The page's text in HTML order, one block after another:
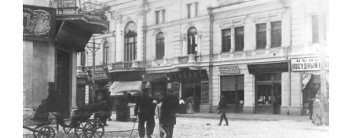
Leave a comment